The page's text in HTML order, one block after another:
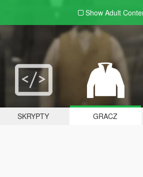
Show Adult
SKRYPTY GRACZ